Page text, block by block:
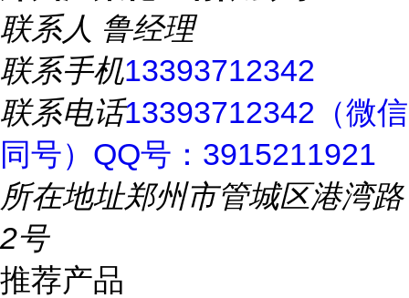
联系人 鲁经理
联系手机13393712342
联系电话13393712342（微信
同号）QQ号：3915211921
所在地址郑州市管城区港湾路
2号
推荐产品